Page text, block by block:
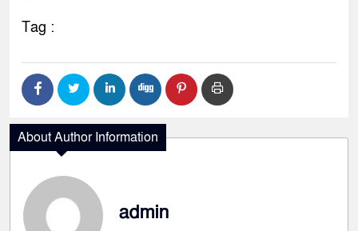
Tag :
About Author Information
admin